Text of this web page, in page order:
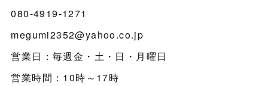
080-4919-1271
megumi2352@yahoo.co.jp
営業日：毎週金・土・日・月曜日
営業時間：10時～17時